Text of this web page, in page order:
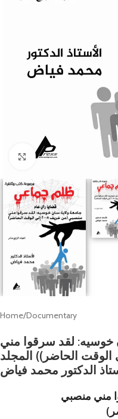
Click to enlarge
Home/Documentary
لقد سرقوا مني
(من خريف 2008 إلى الوقت الحاضر)) المجلد
الدكتور محمد فياض
مني منصبي